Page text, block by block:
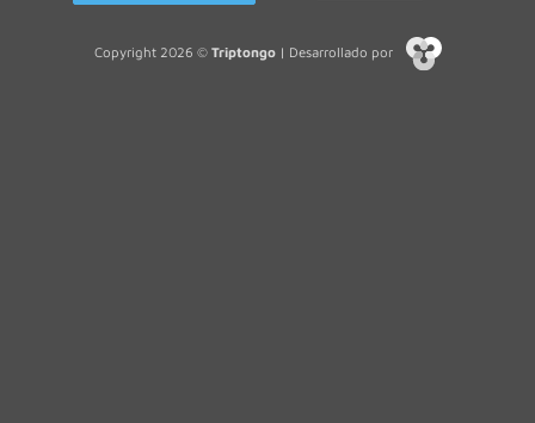
Copyright 2026 © Triptongo| Desarrollado por